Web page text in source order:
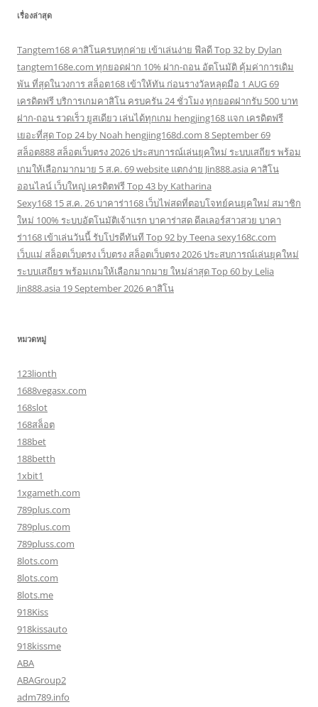
เรื่องล่าสุด
Tangtem168 คาสิโนครบทุกค่าย เข้าเล่นง่าย ฟีลดี Top 32 by Dylan
tangtem168e.com ทุกยอดฝาก 10% ฝาก-ถอน อัตโนมัติ คุ้มค่าการเดิม
พัน ที่สุดในวงการ สล็อต168 เข้าให้ทัน ก่อนรางวัลหลุดมือ 1 AUG 69
เครดิตฟรี บริการเกมคาสิโน ครบครัน 24 ชั่วโมง ทุกยอดฝากรับ 500 บาท
ฝาก-ถอน รวดเร็ว ยูสเดียว เล่นได้ทุกเกม hengjing168 แจก เครดิตฟรี
เยอะที่สุด Top 24 by Noah hengjing168d.com 8 September 69
สล็อต888 สล็อตเว็บตรง 2026 ประสบการณ์เล่นยุคใหม่ ระบบเสถียร พร้อม
เกมให้เลือกมากมาย 5 ส.ค. 69 website แตกง่าย Jin888.asia คาสิโน
ออนไลน์ เว็บใหญ่ เครดิตฟรี Top 43 by Katharina
Sexy168 15 ส.ค. 26 บาคาร่า168 เว็บไพ่สดที่ตอบโจทย์คนยุคใหม่ สมาชิก
ใหม่ 100% ระบบอัตโนมัติเจ้าแรก บาคาร่าสด ดีลเลอร์สาวสวย บาคา
ร่า168 เข้าเล่นวันนี้ รับโปรดีทันที Top 92 by Teena sexy168c.com
เว็บแม่ สล็อตเว็บตรง เว็บตรง สล็อตเว็บตรง 2026 ประสบการณ์เล่นยุคใหม่
ระบบเสถียร พร้อมเกมให้เลือกมากมาย ใหม่ล่าสุด Top 60 by Lelia
Jin888.asia 19 September 2026 คาสิโน
หมวดหมู่
123lionth
1688vegasx.com
168slot
168สล็อต
188bet
188betth
1xbit1
1xgameth.com
789plus.com
789plus.com
789pluss.com
8lots.com
8lots.com
8lots.me
918Kiss
918kissauto
918kissme
ABA
ABAGroup2
adm789.info